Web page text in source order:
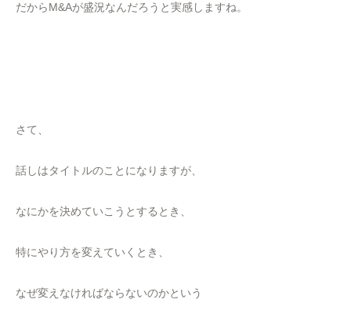
だからM&Aが盛況なんだろうと実感しますね。
さて、
話しはタイトルのことになりますが、
なにかを決めていこうとするとき、
特にやり方を変えていくとき、
なぜ変えなければならないのかという